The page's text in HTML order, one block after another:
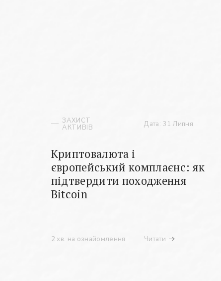
ЗАХИСТ
АКТИВІВ Дата: 31 Липня
Криптовалюта і
європейський комплаєнс: як
підтвердити походження
Bitcoin
2 хв. на ознайомлення Читати